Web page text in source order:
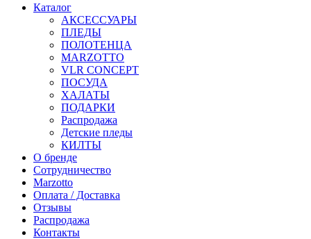
Каталог
АКСЕССУАРЫ
ПЛЕДЫ
ПОЛОТЕНЦА
MARZOTTO
VLR CONCEPT
ПОСУДА
ХАЛАТЫ
ПОДАРКИ
Распродажа
Детские пледы
КИЛТЫ
О бренде
Сотрудничество
Marzotto
Оплата / Доставка
Отзывы
Распродажа
Контакты